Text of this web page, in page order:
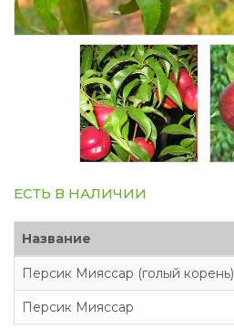
ЕСТЬ В НАЛИЧИИ
Название
Персик Мияссар (голый корень)
Персик Мияссар